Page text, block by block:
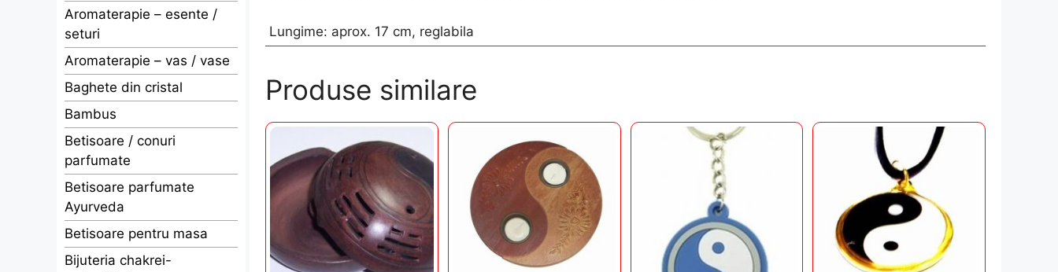
Lungime: aprox. 17 cm, reglabila
Produse similare
Aromaterapie – esente /
seturi
Aromaterapie – vas / vase
Baghete din cristal
Bambus
Betisoare / conuri
parfumate
Betisoare parfumate
Ayurveda
Betisoare pentru masa
Bijuteria chakrei-